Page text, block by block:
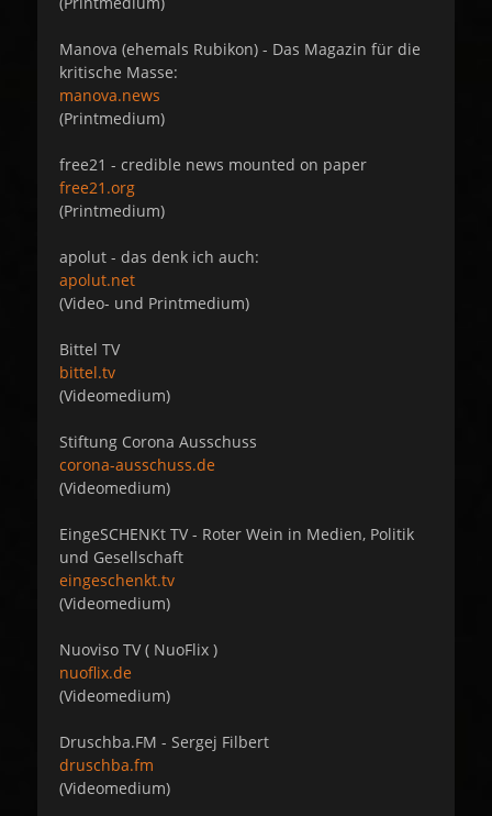
Manova (ehemals Rubikon) - Das Magazin für die
kritische Masse:
manova.news
(Printmedium)
free21 - credible news mounted on paper
free21.org
(Printmedium)
apolut - das denk ich auch:
apolut.net
(Video- und Printmedium)
Bittel TV
bittel.tv
(Videomedium)
Stiftung Corona Ausschuss
corona-ausschuss.de
(Videomedium)
EingeSCHENKt TV - Roter Wein in Medien, Politik
und Gesellschaft
eingeschenkt.tv
(Videomedium)
Nuoviso TV ( NuoFlix )
nuoflix.de
(Videomedium)
Druschba.FM - Sergej Filbert
druschba.fm
(Videomedium)